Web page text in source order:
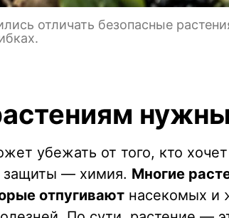
отличать безопасные
убежать от того, кто
защиты — химия. Многие
отпугивают насекомых и